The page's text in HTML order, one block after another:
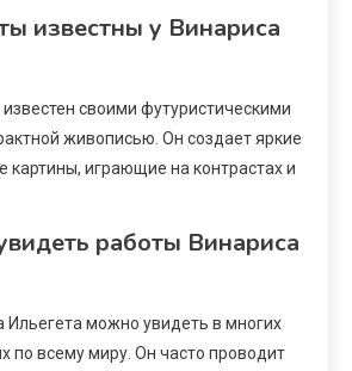
известны у Винариса
своими футуристическими
живописью. Он создает яркие
картины, играющие на контрастах и
работы Винариса
Ильегета можно увидеть в многих
по всему миру. Он часто проводит